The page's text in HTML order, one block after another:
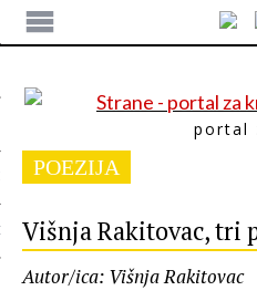
portal
POEZIJA
Višnja Rakitovac, tri
Autor/ica: Višnja Rakitovac